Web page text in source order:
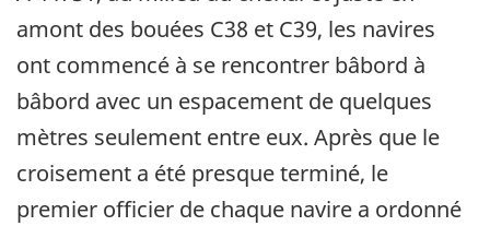
amont des bouées C38 et C39, les navires
ont commencé à se rencontrer bâbord à
bâbord avec un espacement de quelques
mètres seulement entre eux. Après que le
croisement a été presque terminé, le
premier officier de chaque navire a ordonné